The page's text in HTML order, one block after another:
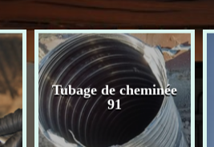
Tubage de cheminée
91